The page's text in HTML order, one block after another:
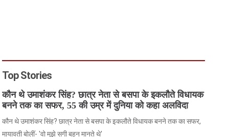
Top Stories
कौन थे उमाशंकर सिंह? छात्र नेता से बसपा के इकलौते विधायक
बनने तक का सफर, 55 की उम्र में दुनिया को कहा अलविदा
कौन थे उमाशंकर सिंह? छात्र नेता से बसपा के इकलौते विधायक बनने तक का सफर,
मायावती बोलीं- 'वो मुझे सगी बहन मानते थे'